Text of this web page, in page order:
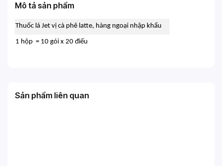
Mô tả sản phẩm
Thuốc lá Jet vị cà phê latte, hàng ngoại nhập khẩu
1 hộp = 10 gói x 20 điếu
Sản phẩm liên quan